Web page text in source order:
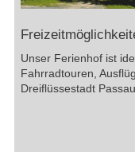
Unser Ferienhof ist
Fahrradtouren,
Dreiflüssestadt